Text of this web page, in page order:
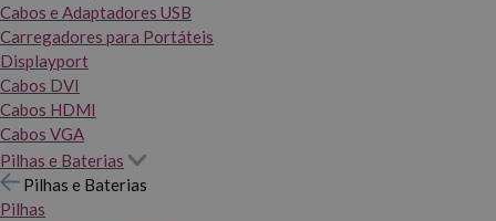
Cabos e Adaptadores USB
Carregadores para Portáteis
Displayport
Cabos DVI
Cabos HDMI
Cabos VGA
Pilhas e Baterias
Pilhas e Baterias
Pilhas